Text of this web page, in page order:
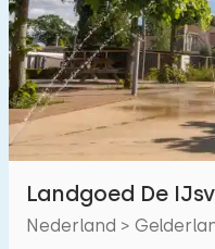
Landgoed De
Nederland >